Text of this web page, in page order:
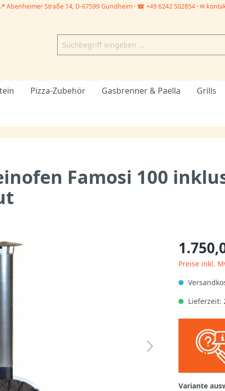
📍 Abenheimer Straße 14, D-67599 Gundheim · ☎ +49 6242 502854·✉
Pizza-Zubehör Gasbrenner & Paella Grills
Famosi 100
Preise inkl.
Lieferzeit:
Variante